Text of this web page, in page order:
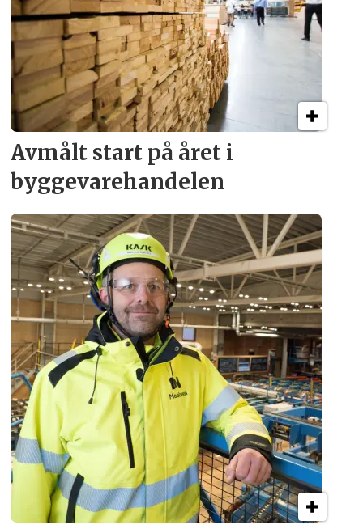
Avmålt start på året i
byggevare­handelen